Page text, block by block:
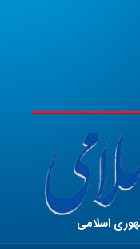
اسلامی